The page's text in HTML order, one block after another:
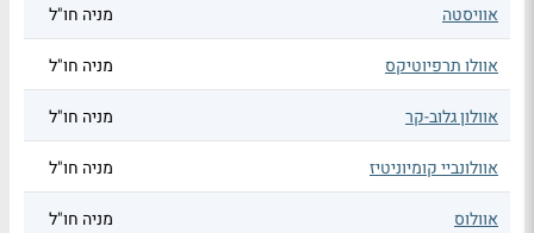
אוויסטה מניה חו"ל
אוולו תרפיוטיקס מניה חו"ל
אוולון גלוב-קר מניה חו"ל
אוולונביי קומיוניטיז מניה חו"ל
אוולוס מניה חו"ל